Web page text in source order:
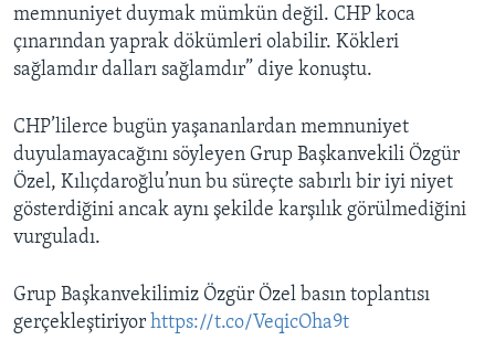
memnuniyet duymak mümkün değil. CHP koca
çınarından yaprak dökümleri olabilir. Kökleri
sağlamdır dalları sağlamdır” diye konuştu.
CHP’lilerce bugün yaşananlardan memnuniyet
duyulamayacağını söyleyen Grup Başkanvekili Özgür
Özel, Kılıçdaroğlu’nun bu süreçte sabırlı bir iyi niyet
gösterdiğini ancak aynı şekilde karşılık görülmediğini
vurguladı.
Grup Başkanvekilimiz Özgür Özel basın toplantısı
gerçekleştiriyor https://t.co/VeqicOha9t